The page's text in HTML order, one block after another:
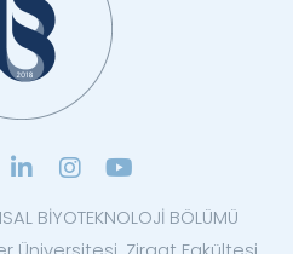
BİYOTEKNOLOJİ BÖLÜMÜ